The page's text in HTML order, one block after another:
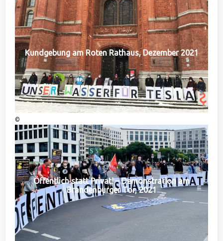
Kundgebung am Roten Rathaus, Dezember 2021
©
Öffentlich statt Privat! – Demonstration am
Brandenburger Tor, 2021